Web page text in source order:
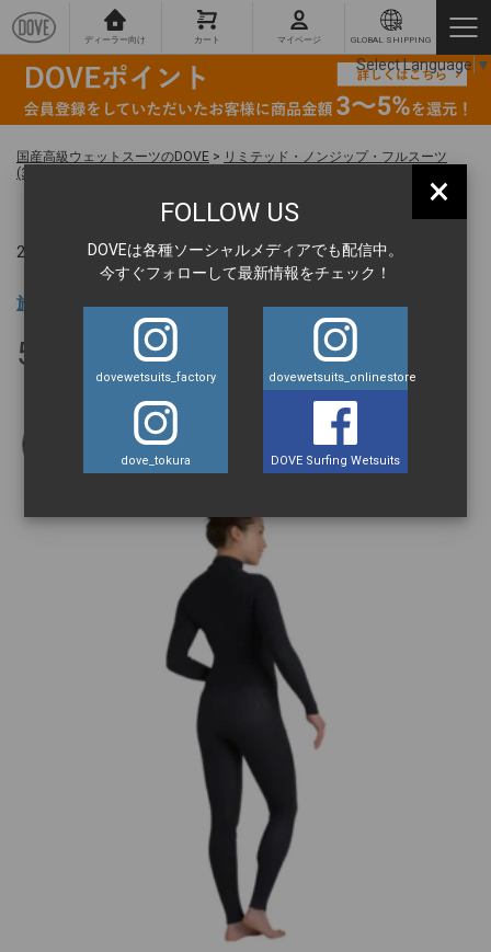
ディーラー向け カート マイページ GLOBAL SHIPPING
国産高級ウェットスーツのDOVE > リミテッド・ノンジップ・フルスーツ
(3mm×2mm ) ウィメンズ
2025.08.08 ｜
旅の達人 BLOG
51
丹羽元気
×
FOLLOW US
DOVEは各種ソーシャルメディアでも配信中。
今すぐフォローして最新情報をチェック！
dovewetsuits_factory dovewetsuits_onlinestore
dove_tokura DOVE Surfing Wetsuits
Select Language ▼